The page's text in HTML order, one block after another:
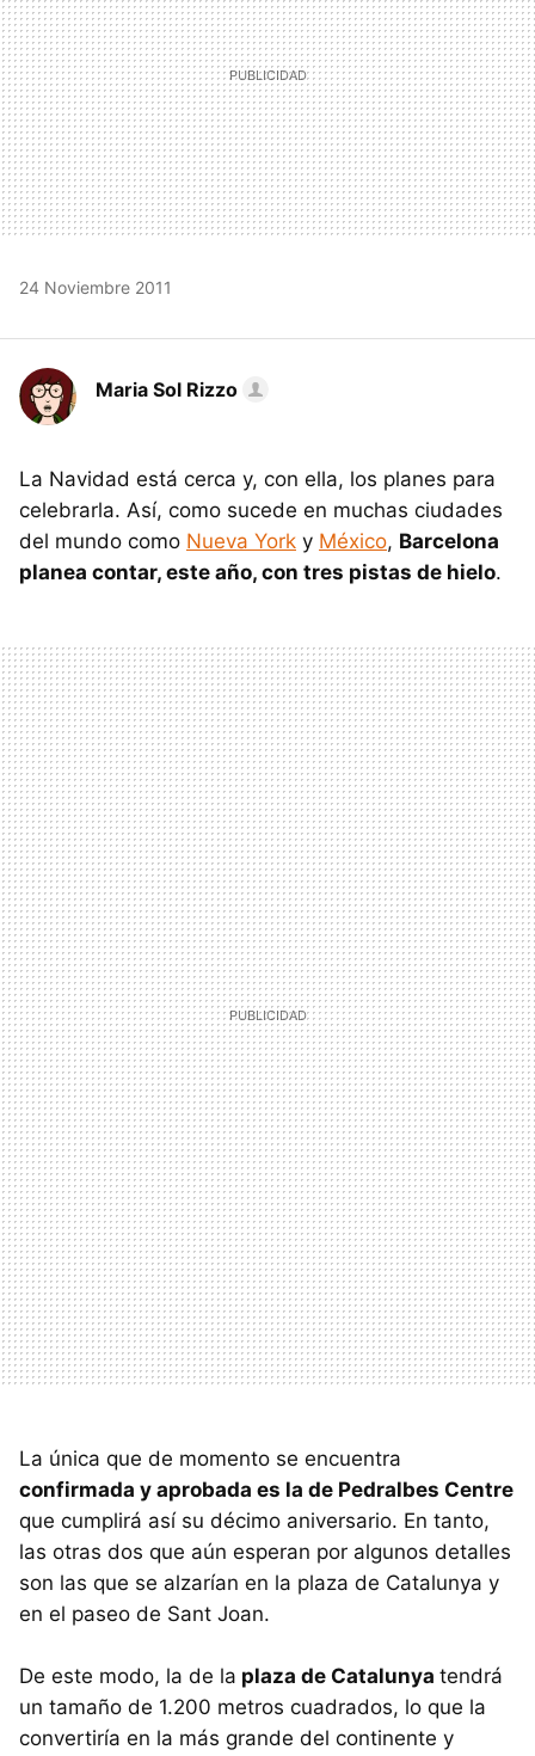
24 Noviembre 2011
Maria Sol Rizzo
La Navidad está cerca y, con ella, los planes para
celebrarla. Así, como sucede en muchas ciudades
del mundo como Nueva York y México, Barcelona
planea contar, este año, con tres pistas de hielo.
La única que de momento se encuentra
confirmada y aprobada es la de Pedralbes Centre
que cumplirá así su décimo aniversario. En tanto,
las otras dos que aún esperan por algunos detalles
son las que se alzarían en la plaza de Catalunya y
en el paseo de Sant Joan.
De este modo, la de la plaza de Catalunya tendrá
un tamaño de 1.200 metros cuadrados, lo que la
convertiría en la más grande del continente y